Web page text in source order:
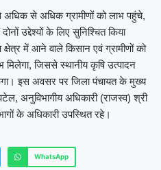
अधिक से अधिक ग्रामीणों को लाभ पहुंचे,
उद्देश्यों के लिए सुनिश्चित किया
में आने वाले किसान एवं ग्रामीणों को
जिससे स्थानीय कृषि उत्पादन
इस अवसर पर जिला पंचायत के मुख्य
अनुविभागीय अधिकारी (राजस्व) श्री
के अधिकारी उपस्थित रहे।
WhatsApp